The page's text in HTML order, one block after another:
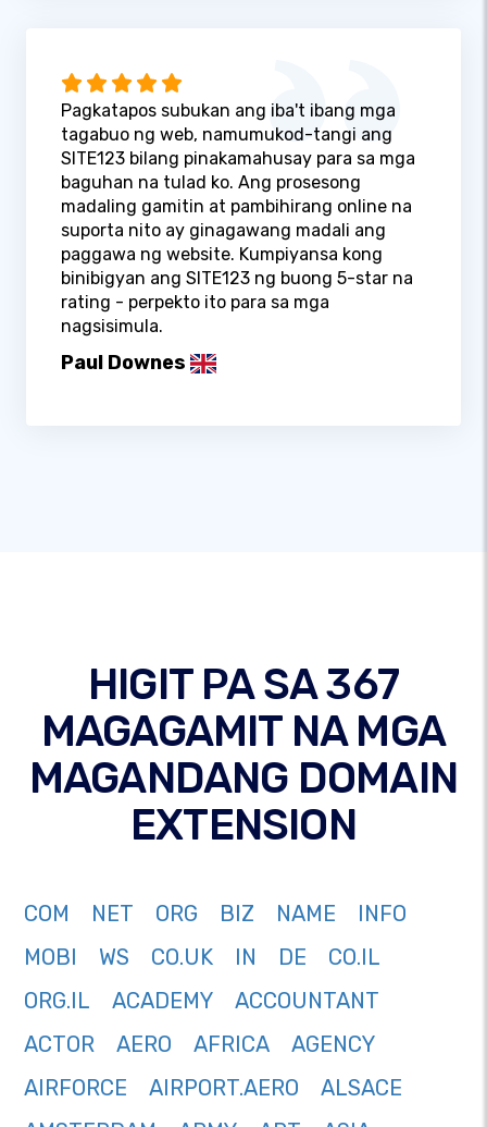
Pagkatapos subukan ang iba't ibang mga
tagabuo ng web, namumukod-tangi ang
SITE123 bilang pinakamahusay para sa mga
baguhan na tulad ko. Ang prosesong
madaling gamitin at pambihirang online na
suporta nito ay ginagawang madali ang
paggawa ng website. Kumpiyansa kong
binibigyan ang SITE123 ng buong 5-star na
rating - perpekto ito para sa mga
nagsisimula.
Paul Downes
HIGIT PA SA 367
MAGAGAMIT NA MGA
MAGANDANG DOMAIN
EXTENSION
COM NET ORG BIZ NAME
INFO
MOBI
WS CO.UK IN DE
CO.IL
ORG.IL
ACADEMY
ACCOUNTANT
ACTOR
AERO AFRICA
AGENCY
AIRFORCE
AIRPORT.AERO
ALSACE